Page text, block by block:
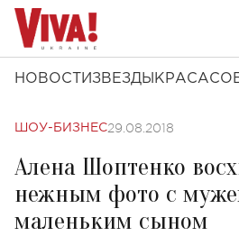
НОВОСТИ ЗВЕЗДЫ КРАСА
ШОУ-БИЗНЕС29.08.2018
Алена Шоптенко
нежным фото с
маленьким сыном